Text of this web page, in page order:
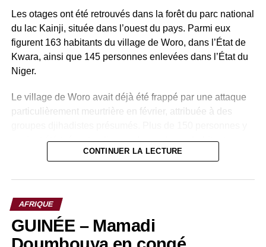
Les otages ont été retrouvés dans la forêt du parc national
du lac Kainji, située dans l’ouest du pays. Parmi eux
figurent 163 habitants du village de Woro, dans l’État de
Kwara, ainsi que 145 personnes enlevées dans l’État du
Niger.
Le village de Woro avait déjà été frappé par une attaque
particulièrement meurtrière en février, attribuée à des
avaient été tuées, tandis que de nombreux habitants
avaient été enlevés.
Pour mener à bien cette opération, les autorités
police, les services de renseignement ainsi que le Centre
national de lutte contre le terrorisme. Cette coordination a
permis de localiser et de libérer les otages dans une zone
CONTINUER LA LECTURE
AFRIQUE
GUINÉE – Mamadi